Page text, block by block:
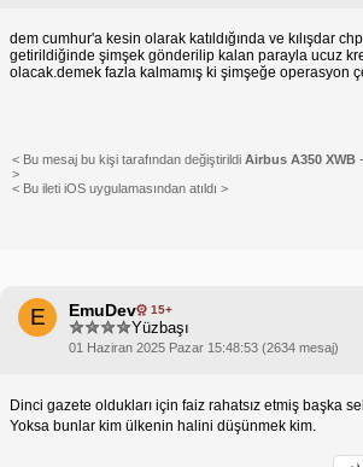
dem cumhur'a kesin olarak katıldığında ve kılışdar
getirildiğinde şimşek gönderilip kalan parayla ucuz
olacak.demek fazla kalmamış ki şimşeğe operasyon
< Bu mesaj bu kişi tarafından değiştirildi Airbus A350 XWB
>
< Bu ileti iOS uygulamasından atıldı >
E EmuDev 15+
Yüzbaşı
01 Haziran 2025 Pazar 15:48:53 (2634 mesaj)
Dinci gazete oldukları için faiz rahatsız etmiş başka
Yoksa bunlar kim ülkenin halini düşünmek kim.